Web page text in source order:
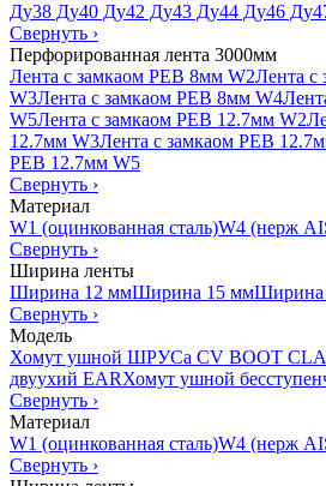
Ду38 Ду40 Ду42 Ду43 Ду44 Ду46 Ду
Свернуть ›
Перфорированная лента 3000мм
Лента с замкаом PEB 8мм W2Лента с
W3Лента с замкаом PEB 8мм W4
W5Лента с замкаом PEB 12.7мм W2
12.7мм W3Лента с замкаом PEB
PEB 12.7мм W5
Свернуть ›
Материал
W1 (оцинкованная сталь)W4 (нерж
Свернуть ›
Ширина ленты
Ширина 12 ммШирина 15 ммШирина
Свернуть ›
Модель
Хомут ушной ШРУСа CV BOOT
двуухий EARХомут ушной
Свернуть ›
Материал
W1 (оцинкованная сталь)W4 (нерж
Свернуть ›